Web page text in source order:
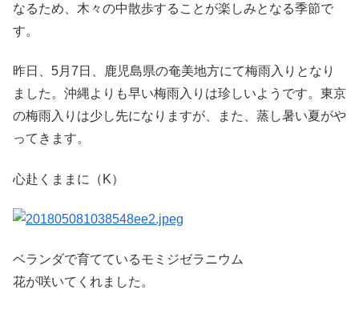
なるため、木々の中散歩することが楽しみとなる季節で
す。
昨日、5月7日、鹿児島県の奄美地方にて梅雨入りとなり
ました。沖縄よりも早い梅雨入りは珍しいようです。東京
の梅雨入りは少し先になりますが、また、蒸し暑い夏がや
ってきます。
心赴くままに（K）
ベランダで育てているモミジゼラニウム
花が咲いてくれました。